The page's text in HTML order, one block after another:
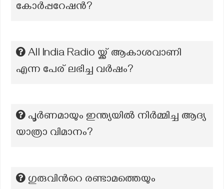
കോർപ്പറേഷൻ?
All India Radio യ്ക്ക് ആകാശവാണി
എന്ന പേര് ലഭിച്ച വർഷം?
പൂർണമായും ഇന്ത്യയിൽ നിർമ്മിച്ച ആദ്യ
യാത്രാ വിമാനം?
ഗുരുവിൻറെ രണ്ടാമത്തെയും